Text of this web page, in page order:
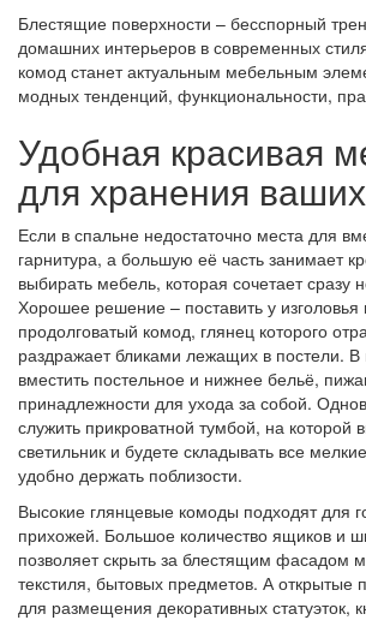
Блестящие поверхности – бесспорный
домашних интерьеров в современных
комод станет актуальным мебельным
модных тенденций, функциональности,
Удобная красивая
для хранения
Если в спальне недостаточно места для
гарнитура, а большую её часть занимает
выбирать мебель, которая сочетает сразу
Хорошее решение – поставить у
продолговатый комод, глянец которого
раздражает бликами лежащих в постели.
вместить постельное и нижнее бельё,
принадлежности для ухода за собой.
служить прикроватной тумбой, на которой
светильник и будете складывать все
удобно держать поблизости.
Высокие глянцевые комоды подходят для
прихожей. Большое количество ящиков и
позволяет скрыть за блестящим фасадом
текстиля, бытовых предметов. А открытые
для размещения декоративных статуэток,